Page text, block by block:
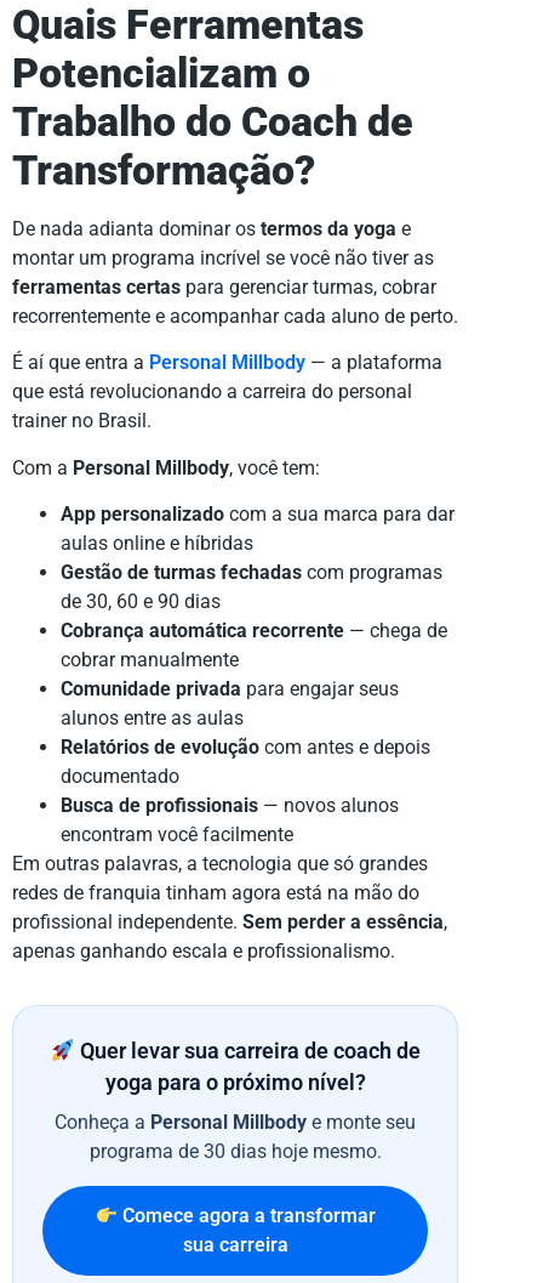
Quais Ferramentas
Potencializam o
Trabalho do Coach de
Transformação?
De nada adianta dominar os termos da yoga e
montar um programa incrível se você não tiver as
ferramentas certas para gerenciar turmas, cobrar
recorrentemente e acompanhar cada aluno de perto.
É aí que entra a Personal Millbody — a plataforma
que está revolucionando a carreira do personal
trainer no Brasil.
Com a Personal Millbody, você tem:
App personalizado com a sua marca para dar
aulas online e híbridas
Gestão de turmas fechadas com programas
de 30, 60 e 90 dias
Cobrança automática recorrente — chega de
cobrar manualmente
Comunidade privada para engajar seus
alunos entre as aulas
Relatórios de evolução com antes e depois
documentado
Busca de profissionais — novos alunos
encontram você facilmente
Em outras palavras, a tecnologia que só grandes
redes de franquia tinham agora está na mão do
profissional independente. Sem perder a essência,
apenas ganhando escala e profissionalismo.
Quer levar sua carreira de coach de
yoga para o próximo nível?
Conheça a Personal Millbody e monte seu
programa de 30 dias hoje mesmo.
Comece agora a transformar
sua carreira